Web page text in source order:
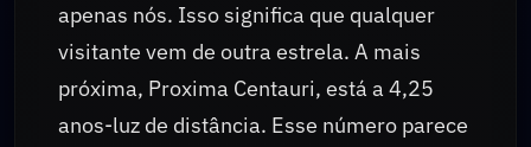
apenas nós. Isso significa que qualquer
visitante vem de outra estrela. A mais
próxima, Proxima Centauri, está a 4,25
anos-luz de distância. Esse número parece